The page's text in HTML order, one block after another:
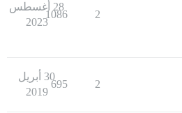
2
1086
28 أغسطس
2023
2
695
30 أبريل
2019